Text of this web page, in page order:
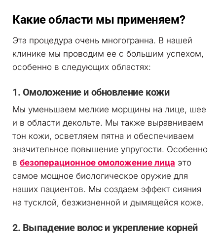
Какие области мы применяем?
Эта процедура очень многогранна. В нашей
клинике мы проводим ее с большим успехом,
особенно в следующих областях:
1. Омоложение и обновление кожи
Мы уменьшаем мелкие морщины на лице, шее
и в области декольте. Мы также выравниваем
тон кожи, осветляем пятна и обеспечиваем
значительное повышение упругости. Особенно
в безоперационное омоложение лица это
самое мощное биологическое оружие для
наших пациентов. Мы создаем эффект сияния
на тусклой, безжизненной и дымящейся коже.
2. Выпадение волос и укрепление корней